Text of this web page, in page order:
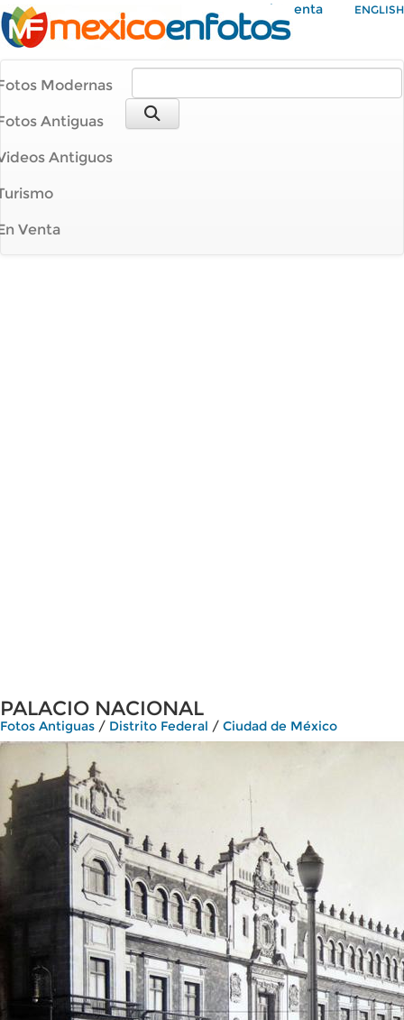
Mi Cuenta ENGLISH
Modernas
Antiguas
Antiguos
Venta
PALACIO NACIONAL
Fotos Antiguas / Distrito Federal / Ciudad de México